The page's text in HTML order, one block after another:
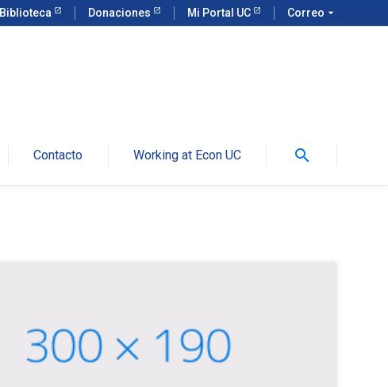
Biblioteca Donaciones Mi Portal UC Correo arrow_drop_down
Contacto Working at Econ UC search